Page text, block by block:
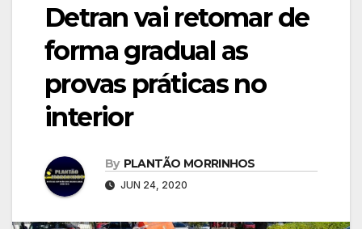
Detran vai retomar de
forma gradual as
provas práticas no
interior
By PLANTÃO MORRINHOS
JUN 24, 2020